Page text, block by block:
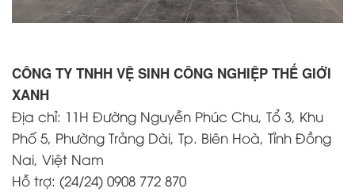
CÔNG TY TNHH VỆ SINH CÔNG NGHIỆP THẾ GIỚI
XANH
Địa chỉ: 11H Đường Nguyễn Phúc Chu, Tổ 3, Khu
Phố 5, Phường Trảng Dài, Tp. Biên Hoà, Tỉnh Đồng
Nai, Việt Nam
Hỗ trợ: (24/24) 0908 772 870